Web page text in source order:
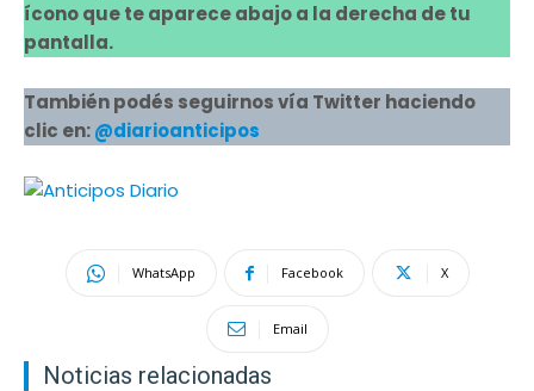
ícono que te aparece abajo a la derecha de tu
pantalla.
También podés seguirnos vía Twitter haciendo
clic en:@diarioanticipos
WhatsApp Facebook X
Email
Noticias relacionadas